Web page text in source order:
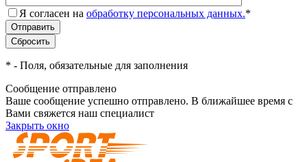
Я согласен на обработку персональных данных.*
* - Поля, обязательные для заполнения
Сообщение отправлено
Ваше сообщение успешно отправлено. В ближайшее время с
Вами свяжется наш специалист
Закрыть окно